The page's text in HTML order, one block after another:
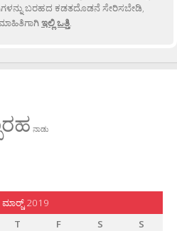
ಬರಹದ ಕಡತದೊಡನೆ ಸೇರಿಸಬೇಡಿ,
ಇಲ್ಲಿ ಒತ್ತಿ.
ನಾಡು
ಮಾರ್‍ಚ್ 2019
T F S
S